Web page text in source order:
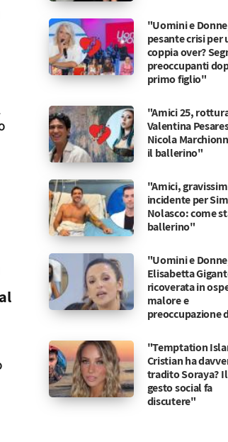
"Uomini e
pesante crisi per
coppia over?
preoccupanti
primo figlio"
"Amici 25,
Valentina
Nicola
il ballerino"
"Amici,
incidente per
Nolasco: come
ballerino"
"Uomini e
Elisabetta
ricoverata in
malore e
preoccupazione
"Temptation
Cristian ha
tradito Soraya?
gesto social fa
discutere"